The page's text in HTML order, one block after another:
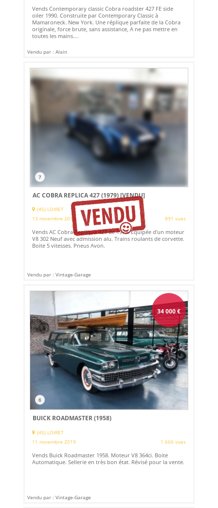
Vends Contemporary classic Cobra roadster 427 FE side
oiler 1990. Construite par Contemporary Classic à
Mamaroneck. New York. Une réplique parfaite de la Cobra
originale, force brute, sans assistance, A ne pas mettre en
toutes les mains….
Vendu par : Alain
7
AC COBRA REPLICA 427 (1979)[VENDU]
(45) LOIRET
13 novembre 2019
891 vues
Vends AC Cobra Replique 427 de 1979. Equipée d'un moteur
V8 302 Neuf avec admission alu. Trains roulants de corvette.
Boite 5 vitesses. Pneus Avon.
Vendu par : Vintage-Garage
34 000€
6
BUICK ROADMASTER (1958)
(45) LOIRET
11 novembre 2019
1 666 vues
Vends Buick Roadmaster 1958. Moteur V8 364ci. Boite
Automatique. Sellerie en très bon état. Révisé pour la vente.
Vendu par : Vintage-Garage